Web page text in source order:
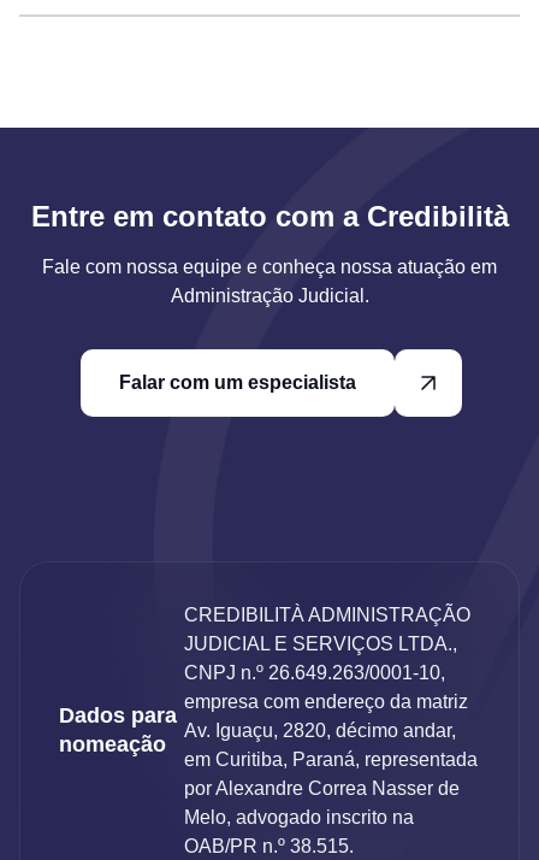
Entre em contato com a Credibilità
Fale com nossa equipe e conheça nossa atuação em
Administração Judicial.
Falar com um especialista
Dados para
nomeação
CREDIBILITÀ ADMINISTRAÇÃO
JUDICIAL E SERVIÇOS LTDA.,
CNPJ n.º 26.649.263/0001-10,
empresa com endereço da matriz
Av. Iguaçu, 2820, décimo andar,
em Curitiba, Paraná, representada
por Alexandre Correa Nasser de
Melo, advogado inscrito na
OAB/PR n.º 38.515.